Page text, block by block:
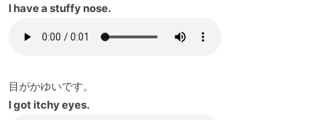
I have a stuffy nose.
目がかゆいです。
I got itchy eyes.